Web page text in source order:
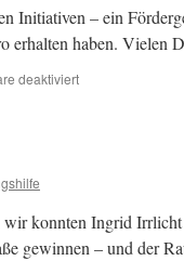
Initiativen – ein
erhalten haben. Vielen
deaktiviert
konnten Ingrid
gewinnen – und der